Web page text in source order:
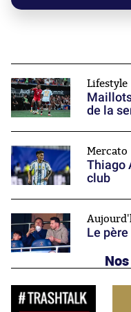
Lifestyle
de la
Mercato
Thiago
club
Le